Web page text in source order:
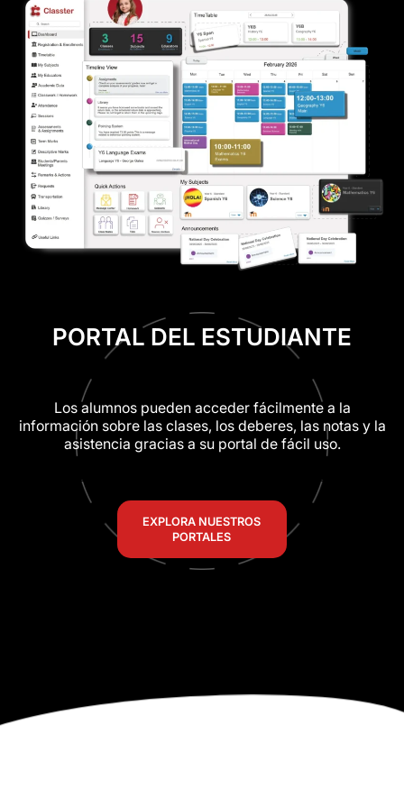
PORTAL DEL ESTUDIANTE
Los alumnos pueden acceder fácilmente a la
información sobre las clases, los deberes, las notas y la
asistencia gracias a su portal de fácil uso.
EXPLORA NUESTROS
PORTALES